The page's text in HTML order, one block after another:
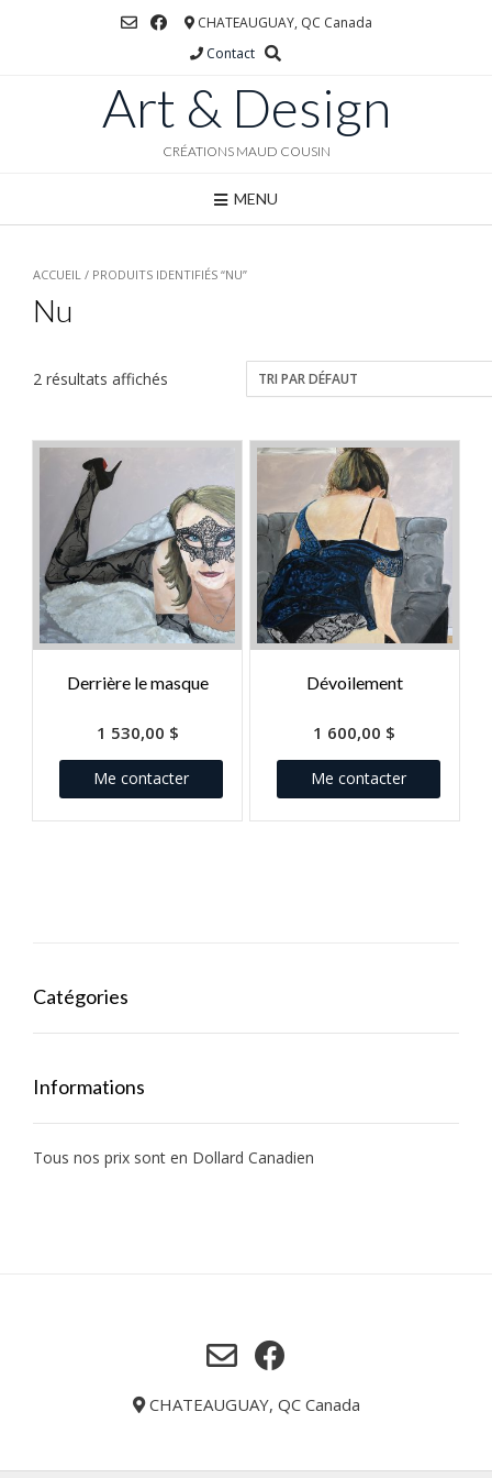
CHATEAUGUAY, QC Canada
Contact
Art & Design
CRÉATIONS MAUD COUSIN
MENU
ACCUEIL / PRODUITS IDENTIFIÉS “NU”
Nu
2 résultats affichés
Derrière le masque
1 530,00 $
Me contacter
Dévoilement
1 600,00 $
Me contacter
Catégories
Informations
Tous nos prix sont en Dollard Canadien
CHATEAUGUAY, QC Canada